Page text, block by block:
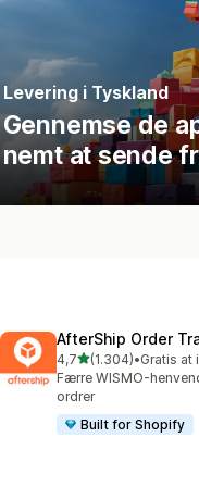
Levering i Tyskland
Gennemse de
nemt at sende
AfterShip Order
4,7ud af 5 stjerner
(1.304)
1304 anmeldelser i alt
•Gratis at
Færre WISMO-
ordrer
Built for Shopify